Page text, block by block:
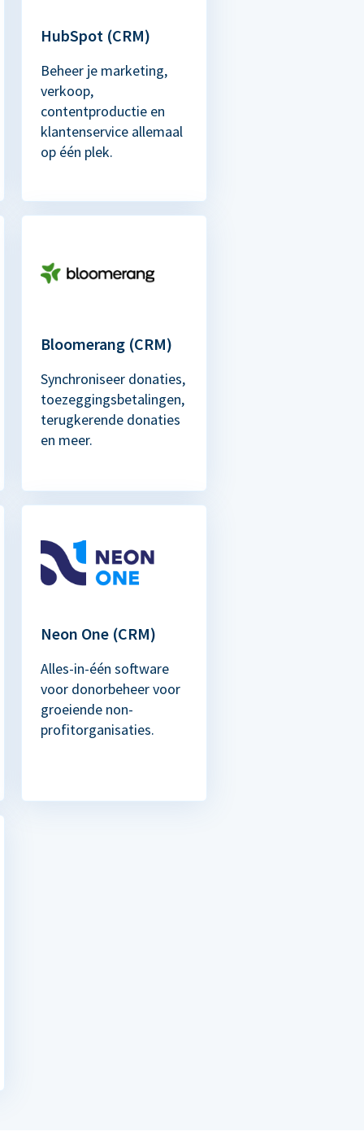
HubSpot (CRM)
Beheer je marketing,
verkoop,
contentproductie en
klantenservice allemaal
op één plek.
Bloomerang (CRM)
Synchroniseer donaties,
toezeggingsbetalingen,
terugkerende donaties
en meer.
Neon One (CRM)
Alles-in-één software
voor donorbeheer voor
groeiende non-
profitorganisaties.